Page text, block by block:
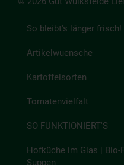
So bleibt's länger frisch!
Artikelwuensche
Kartoffelsorten
Tomatenvielfalt
SO FUNKTIONIERT'S
Hofküche im Glas | Bio-
Suppen